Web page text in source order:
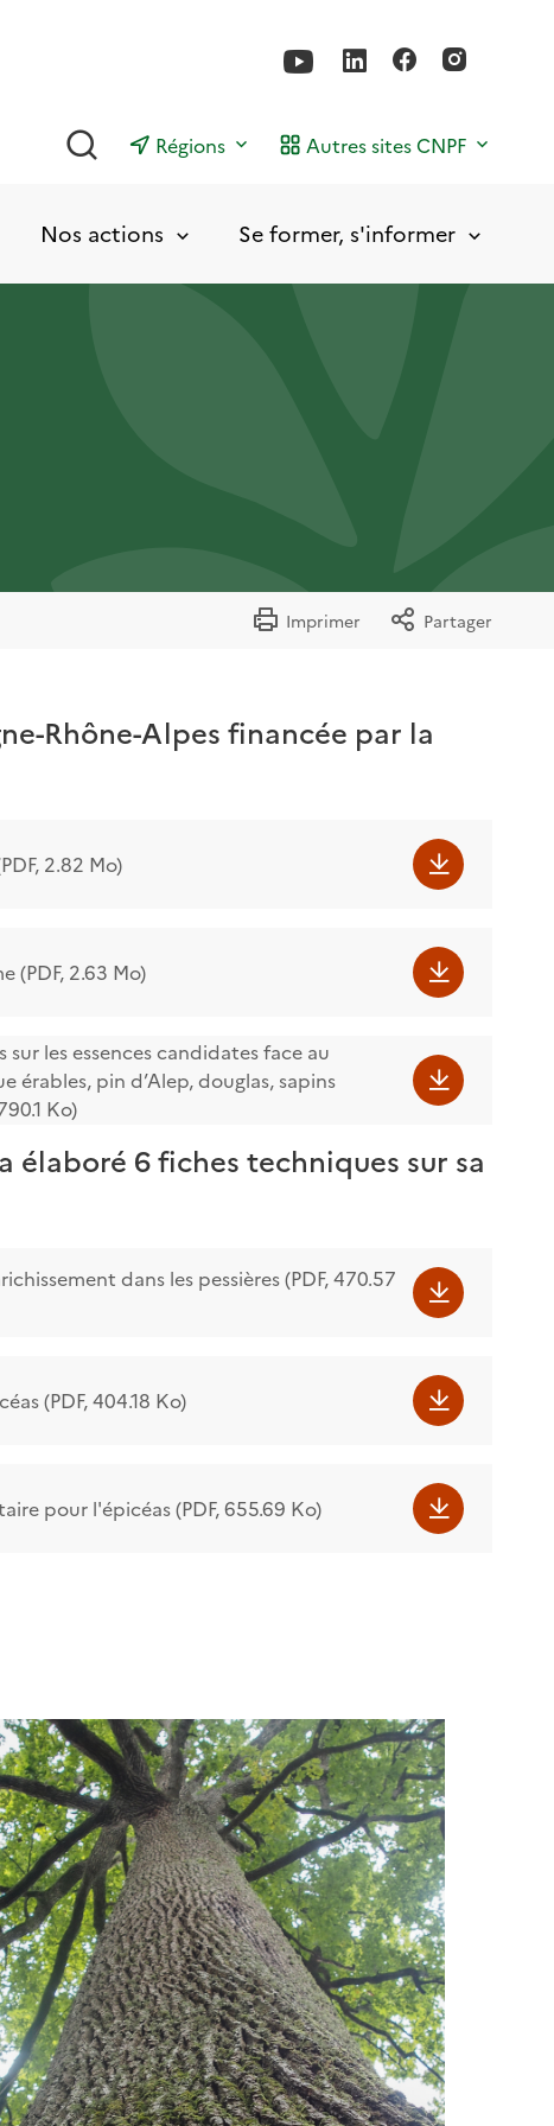
Rechercher
Régions Autres sites CNPF
Nos actions Se former, s'informer
Imprimer Partager
Rhône-Alpes financée par la
2.82 Mo)
(PDF, 2.63 Mo)
sur les essences candidates face au
érables, pin d’Alep, douglas, sapins
Ko)
élaboré 6 fiches techniques sur sa
dans les pessières (PDF, 470.57
(PDF, 404.18 Ko)
pour l'épicéas (PDF, 655.69 Ko)